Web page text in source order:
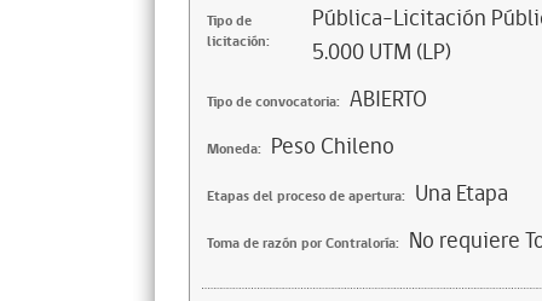
Tipo de
licitación:
Pública-Licitación
5.000 UTM (LP)
Tipo de convocatoria: ABIERTO
Moneda: Peso Chileno
Etapas del proceso de apertura: Una Etapa
Toma de razón por Contraloría: No requiere